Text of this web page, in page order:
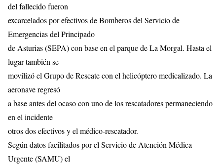
del fallecido fueron
excarcelados por efectivos de Bomberos del Servicio de
Emergencias del Principado
de Asturias (SEPA) con base en el parque de La Morgal. Hasta el
lugar también se
movilizó el Grupo de Rescate con el helicóptero medicalizado. La
aeronave regresó
a base antes del ocaso con uno de los rescatadores permaneciendo
en el incidente
otros dos efectivos y el médico-rescatador.
Según datos facilitados por el Servicio de Atención Médica
Urgente (SAMU) el